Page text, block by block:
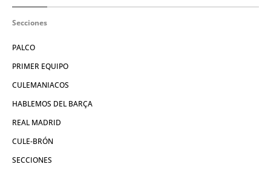
Secciones
PALCO
PRIMER EQUIPO
CULEMANIACOS
HABLEMOS DEL BARÇA
REAL MADRID
CULE-BRÓN
SECCIONES